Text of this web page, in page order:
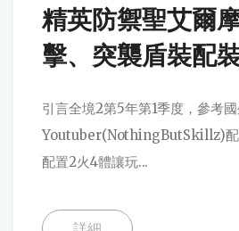
精英防禦聖艾爾
擊、突襲盾裝配
引言全境2第5年第1季度，參考
Youtuber(NothingButSkillz)配
配置2火4體讓玩...